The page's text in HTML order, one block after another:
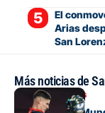
El
Arias
San
Más noticias de
Mercado de pases